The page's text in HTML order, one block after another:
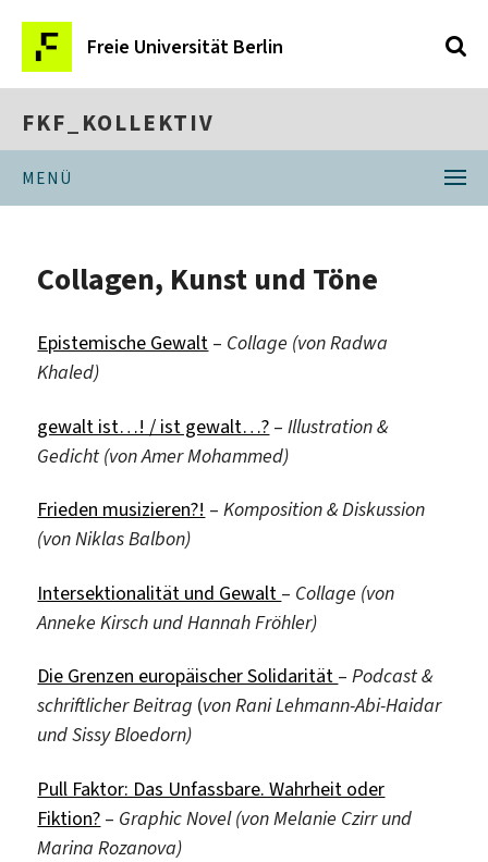
Freie Universität Berlin
FKF_KOLLEKTIV
MENÜ
Collagen, Kunst und Töne
Epistemische Gewalt – Collage (von Radwa
Khaled)
gewalt ist…! / ist gewalt…? –Illustration &
Gedicht (von Amer Mohammed)
Frieden musizieren?! –Komposition & Diskussion
(von Niklas Balbon)
Intersektionalität und Gewalt – Collage (von
Anneke Kirsch und Hannah Fröhler)
Die Grenzen europäischer Solidarität –Podcast &
schriftlicher Beitrag (vonRani Lehmann-Abi-Haidar
und Sissy Bloedorn)
Pull Faktor: Das Unfassbare. Wahrheit oder
Fiktion? – Graphic Novel (von Melanie Czirr und
Marina Rozanova)